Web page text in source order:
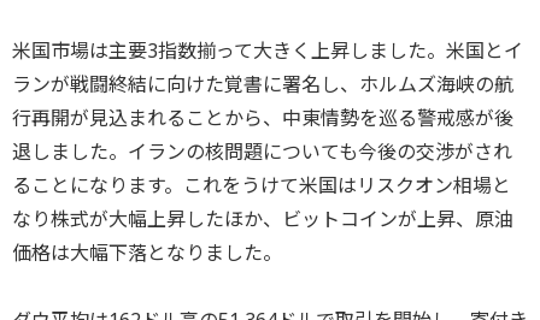
米国市場は主要3指数揃って大きく上昇しました。米国とイ
ランが戦闘終結に向けた覚書に署名し、ホルムズ海峡の航
行再開が見込まれることから、中東情勢を巡る警戒感が後
退しました。イランの核問題についても今後の交渉がされ
ることになります。これをうけて米国はリスクオン相場と
なり株式が大幅上昇したほか、ビットコインが上昇、原油
価格は大幅下落となりました。